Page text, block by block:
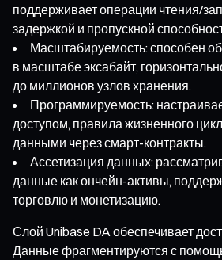
поддерживает операции чтения/
задержкой и пропускной
Масштабируемость: способен
в масштабе эксабайт,
до миллионов узлов хранения.
Программируемость:
доступом, правила жизненного
данными через смарт-контракты.
Ассетизация данных:
данные как ончейн-активы,
торговлю и монетизацию.
Слой Unibase DA обеспечивает
Данные фрагментируются с